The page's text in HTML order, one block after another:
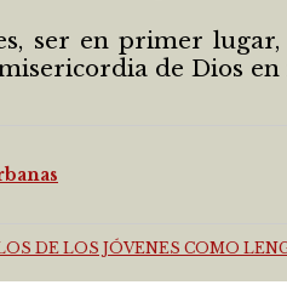
ser en primer
de Dios
DE LOS JÓVENES COMO